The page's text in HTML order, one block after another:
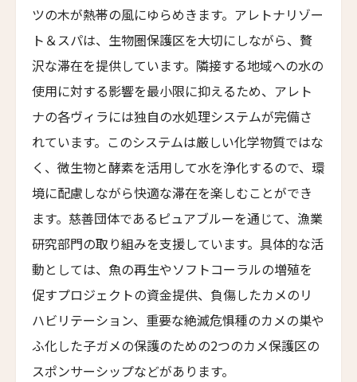
バーレ・リゾート・ゴア
ベルタム・ウェルネス スパ＆ヴィラズ
ファイブ スプリング リゾート ザ・白浜
Five Spring Resort The Shirahama
ヨンチ・ホテル・シアン
Younch Hotel Xi'an
ホテル長楽館
Hotel Chourakukan
フォションホテル京都
Fauchon L’Hotel Kyoto
ホテル・エクラ・北京
Hotel Éclat Beijing
ツの木が熱帯の風にゆらめきます。アレトナリゾー
ト＆スパは、生物圏保護区を大切にしながら、贅
沢な滞在を提供しています。隣接する地域への水の
使用に対する影響を最小限に抑えるため、アレト
ナの各ヴィラには独自の水処理システムが完備さ
れています。このシステムは厳しい化学物質ではな
く、微生物と酵素を活用して水を浄化するので、環
境に配慮しながら快適な滞在を楽しむことができ
ます。慈善団体であるピュアブルーを通じて、漁業
研究部門の取り組みを支援しています。具体的な活
動としては、魚の再生やソフトコーラルの増殖を
促すプロジェクトの資金提供、負傷したカメのリ
ハビリテーション、重要な絶滅危惧種のカメの巣や
ふ化した子ガメの保護のための2つのカメ保護区の
スポンサーシップなどがあります。